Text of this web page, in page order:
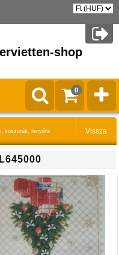
shop
0
koszorúk, fenyőfa